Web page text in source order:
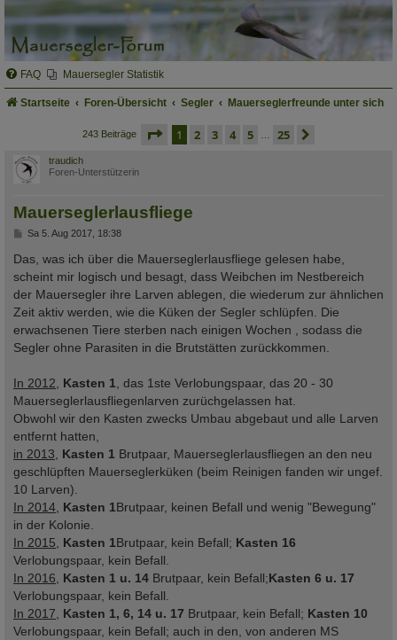
FAQ Mauersegler Statistik
Startseite Foren-Übersicht Segler Mauerseglerfreunde unter sich
243 Beiträge seite 1 von 25
1 2 3 4 5 25
traudich
Foren-Unterstützerin
Mauerseglerlausfliege
B
i
t
r
g
Sa 5. Aug 2017, 18:38
Das, was ich über die Mauerseglerlausfliege gelesen habe,
scheint mir logisch und besagt, dass Weibchen im Nestbereich
der Mauersegler ihre Larven ablegen, die wiederum zur ähnlichen
Zeit aktiv werden, wie die Küken der Segler schlüpfen. Die
erwachsenen Tiere sterben nach einigen Wochen , sodass die
Segler ohne Parasiten in die Brutstätten zurückkommen.
In 2012 Kasten 1 , das 1ste Verlobungspaar, das 20 - 30
Mauerseglerlausfliegenlarven zurüchgelassen hat.
Obwohl wir den Kasten zwecks Umbau abgebaut und alle Larven
entfernt hatten,
in 2013
Kasten 1 Brutpaar, Mauerseglerlausfliegen an den neu
geschlüpften Mauerseglerküken (beim Reinigen fanden wir ungef.
10 Larven).
In 2014 Kasten 1Brutpaar, keinen Befall und wenig "Bewegung"
in der Kolonie.
In 2015
Kasten 1Brutpaar, kein Befall; Kasten 16
Verlobungspaar, kein Befall.
In 2016
Kasten 1 u. 14 Brutpaar, kein Befall;Kasten 6 u. 17
Verlobungspaar, kein Befall.
In 2017
Kasten 1, 6, 14 u. 17 Brutpaar, kein Befall; Kasten 10
Verlobungspaar, kein Befall; auch in den, von anderen MS